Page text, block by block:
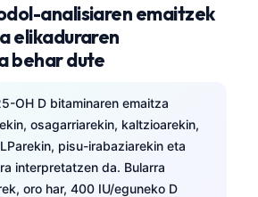
analisiaren emaitzek
elikaduraren
behar dute
OH D bitaminaren emaitza
osagarriarekin, kaltzioarekin,
pisu-irabaziarekin eta
interpretatzen da. Bularra
oro har, 400 IU/eguneko D